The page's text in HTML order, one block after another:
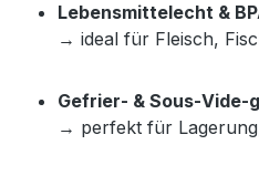
Lebensmittelecht &
→ ideal für Fleisch,
Gefrier‑ &
→ perfekt für